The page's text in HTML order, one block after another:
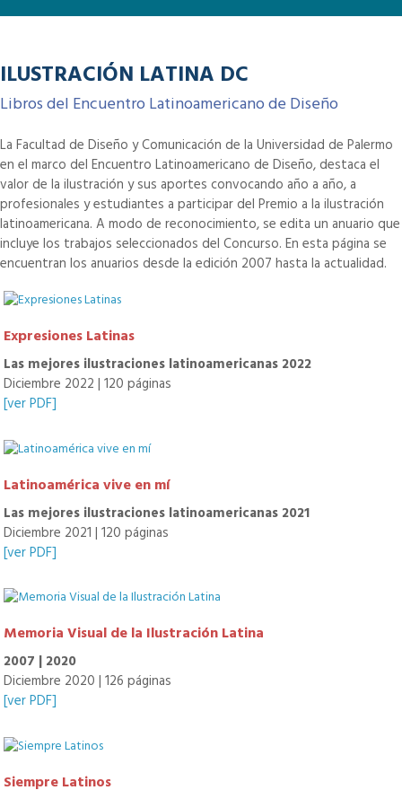
ILUSTRACIÓN LATINA DC
Libros del Encuentro Latinoamericano de Diseño
La Facultad de Diseño y Comunicación de la Universidad de Palermo
en el marco del Encuentro Latinoamericano de Diseño, destaca el
valor de la ilustración y sus aportes convocando año a año, a
profesionales y estudiantes a participar del Premio a la ilustración
latinoamericana. A modo de reconocimiento, se edita un anuario que
incluye los trabajos seleccionados del Concurso. En esta página se
encuentran los anuarios desde la edición 2007 hasta la actualidad.
Expresiones Latinas
Las mejores ilustraciones latinoamericanas 2022
Diciembre 2022 | 120 páginas
[ver PDF]
Latinoamérica vive en mí
Las mejores ilustraciones latinoamericanas 2021
Diciembre 2021 | 120 páginas
[ver PDF]
Memoria Visual de la Ilustración Latina
2007 | 2020
Diciembre 2020 | 126 páginas
[ver PDF]
Siempre Latinos